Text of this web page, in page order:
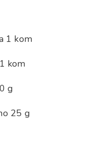
1 kom
kom
g
25 g